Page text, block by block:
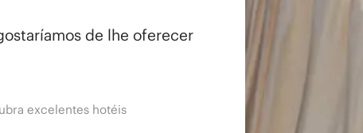
de lhe oferecer
excelentes hotéis